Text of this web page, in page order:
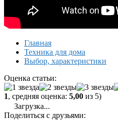
Главная
Техника для дома
Выбор, характеристики
Оценка статьи:
1, средняя оценка: 5,00 из 5)
Загрузка...
Поделиться с друзьями: